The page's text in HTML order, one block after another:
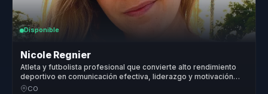
Disponible
Nicole Regnier
Atleta y futbolista profesional que convierte alto rendimiento
deportivo en comunicación efectiva, liderazgo y motivación
para líderes y equipos.
CO